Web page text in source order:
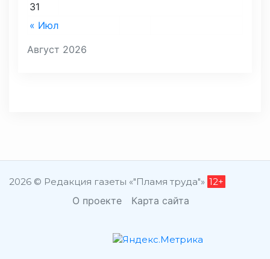
Август 2026
« Июл
31
2026 © Редакция газеты «"Пламя труда"» 12+
О проекте Карта сайта